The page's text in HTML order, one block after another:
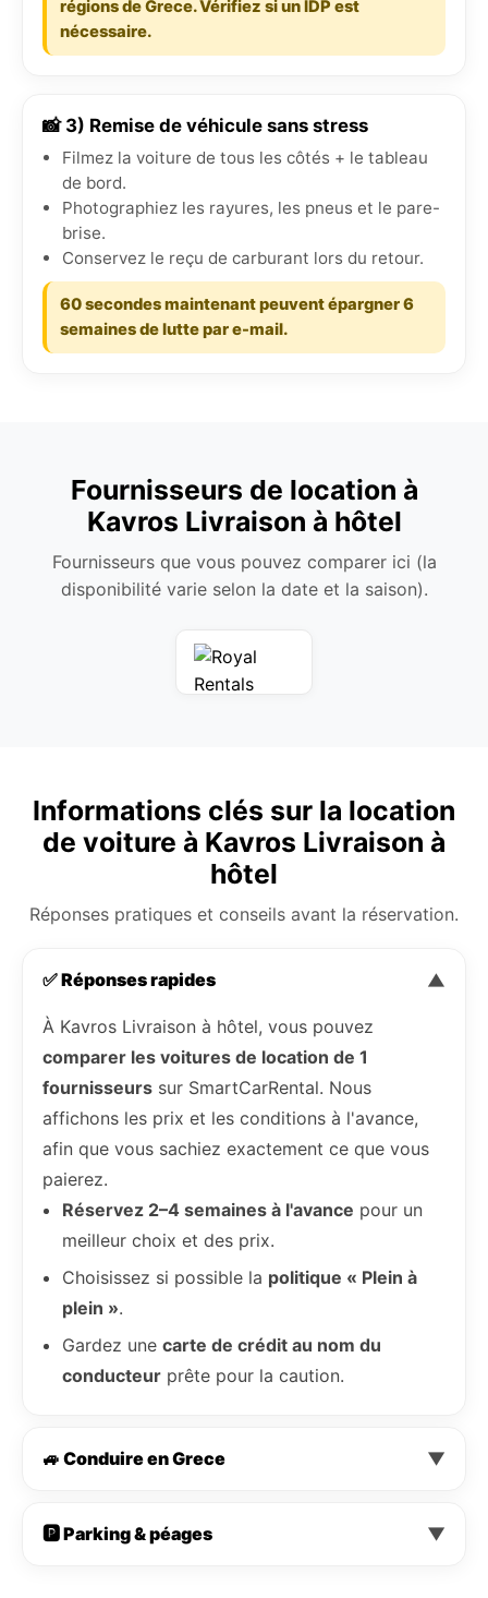
régions de Grece. Vérifiez si un IDP est
nécessaire.
📸 3) Remise de véhicule sans stress
Filmez la voiture de tous les côtés + le tableau
de bord.
Photographiez les rayures, les pneus et le pare-
brise.
Conservez le reçu de carburant lors du retour.
60 secondes maintenant peuvent épargner 6
semaines de lutte par e-mail.
Fournisseurs de location à
Kavros Livraison à hôtel
Fournisseurs que vous pouvez comparer ici (la
disponibilité varie selon la date et la saison).
Informations clés sur la location
de voiture à Kavros Livraison à
hôtel
Réponses pratiques et conseils avant la réservation.
✅ Réponses rapides ▼
À Kavros Livraison à hôtel, vous pouvez
comparer les voitures de location de 1
fournisseurs sur SmartCarRental. Nous
affichons les prix et les conditions à l'avance,
afin que vous sachiez exactement ce que vous
paierez.
Réservez 2–4 semaines à l'avance pour un
meilleur choix et des prix.
Choisissez si possible la politique « Plein à
plein ».
Gardez une carte de crédit au nom du
conducteur prête pour la caution.
🚙 Conduire en Grece ▼
🅿️ Parking & péages ▼